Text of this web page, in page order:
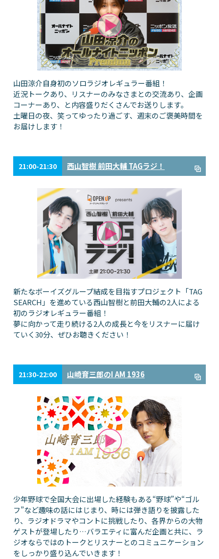
山田涼介自身初のソロラジオレギュラー番組！
近況トークあり、リスナーのみなさまとの交流あり、企画
コーナーあり、と内容盛りだくさんでお送りします。
土曜日の夜、笑ってゆったり過ごす、週末のご褒美時間を
お届けします！
21:00-21:30 西山智樹 前田大輔 TAGラジ！
新たなボーイズグループ結成を目指すプロジェクト「TAG
SEARCH」を進めている西山智樹と前田大輔の2人による
初のラジオレギュラー番組！
夢に向かって走り続ける2人の成長と今をリスナーに届け
ていく30分、ぜひお聴きください！
21:30-22:00 山崎育三郎のI AM 1936
少年野球で全国大会に出場した経験もある“野球”や“ゴル
フ”など趣味の話にはじまり、時には弾き語りを披露した
り、ラジオドラマやコントに挑戦したり、各界からの大物
ゲストが登場したり…バラエティに富んだ企画と共に、ラ
ジオならではのトークとリスナーとのコミュニケーション
をしっかり盛り込んでいきます！